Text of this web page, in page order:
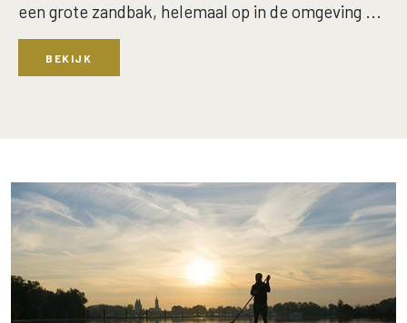
een grote zandbak, helemaal op in de omgeving ...
BEKIJK